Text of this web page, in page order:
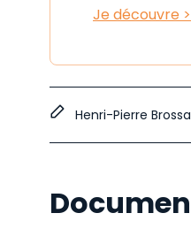
Je découvre >
Henri-Pierre